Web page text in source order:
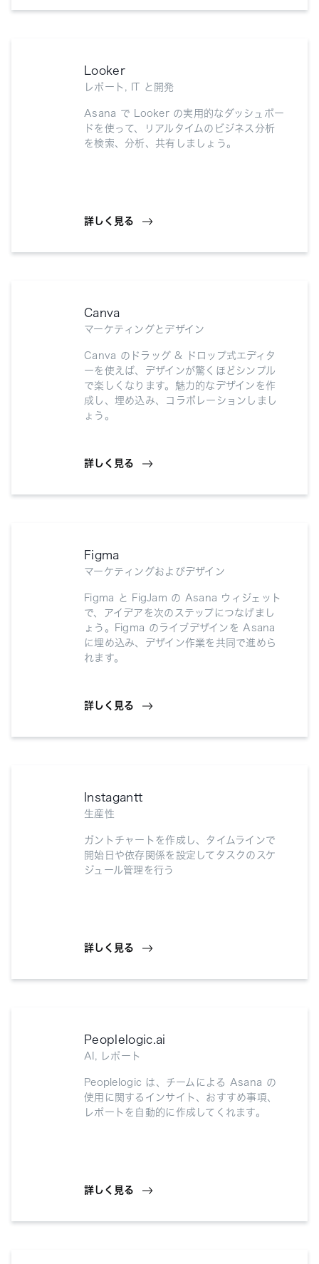
Looker
レポート, IT と開発
Asana で Looker の実用的なダッシュボー
ドを使って、リアルタイムのビジネス分析
を検索、分析、共有しましょう。
詳しく見る
Canva
マーケティングとデザイン
Canva のドラッグ & ドロップ式エディタ
ーを使えば、デザインが驚くほどシンプル
で楽しくなります。魅力的なデザインを作
成し、埋め込み、コラボレーションしまし
ょう。
詳しく見る
Figma
マーケティングおよびデザイン
Figma と FigJam の Asana ウィジェット
で、アイデアを次のステップにつなげまし
ょう。Figma のライブデザインを Asana
に埋め込み、デザイン作業を共同で進めら
れます。
詳しく見る
Instagantt
生産性
ガントチャートを作成し、タイムラインで
開始日や依存関係を設定してタスクのスケ
ジュール管理を行う
詳しく見る
Peoplelogic.ai
AI, レポート
Peoplelogic は、チームによる Asana の
使用に関するインサイト、おすすめ事項、
レポートを自動的に作成してくれます。
詳しく見る